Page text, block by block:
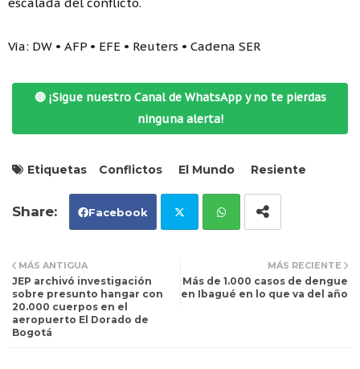
Vía: DW • AFP • EFE • Reuters • Cadena SER
🔴 ¡Sigue nuestro Canal de WhatsApp y no te pierdas
ninguna alerta!
Etiquetas Conflictos El Mundo Resiente
Facebook
itt ats
MÁS RECIENTE
Más de 1.000 casos de dengue
en Ibagué en lo que va del año
MÁS ANTIGUA
JEP archivó investigación
sobre presunto hangar con
20.000 cuerpos en el
aeropuerto El Dorado de
Bogotá